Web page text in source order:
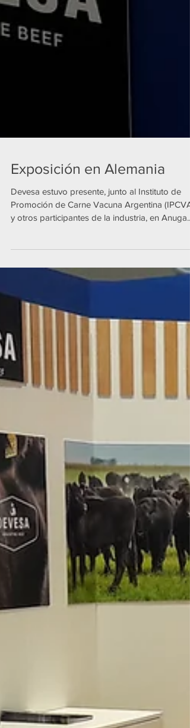
Exposición en Alemania
Devesa estuvo presente, junto al Instituto de
y otros participantes de la industria, en Anuga...